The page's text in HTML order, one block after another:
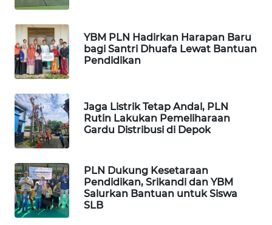
YBM PLN Hadirkan Harapan Baru
bagi Santri Dhuafa Lewat Bantuan
Pendidikan
Jaga Listrik Tetap Andal, PLN
Rutin Lakukan Pemeliharaan
Gardu Distribusi di Depok
PLN Dukung Kesetaraan
Pendidikan, Srikandi dan YBM
Salurkan Bantuan untuk Siswa
SLB
WN
DEPOK
WN
TAPANULI
UTARA
WN
SAMOSIR
WN
PADANG
LAWAS